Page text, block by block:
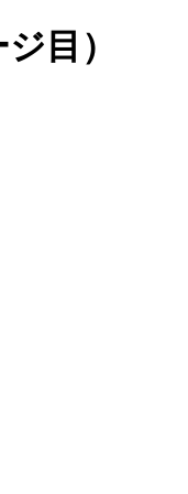
目）